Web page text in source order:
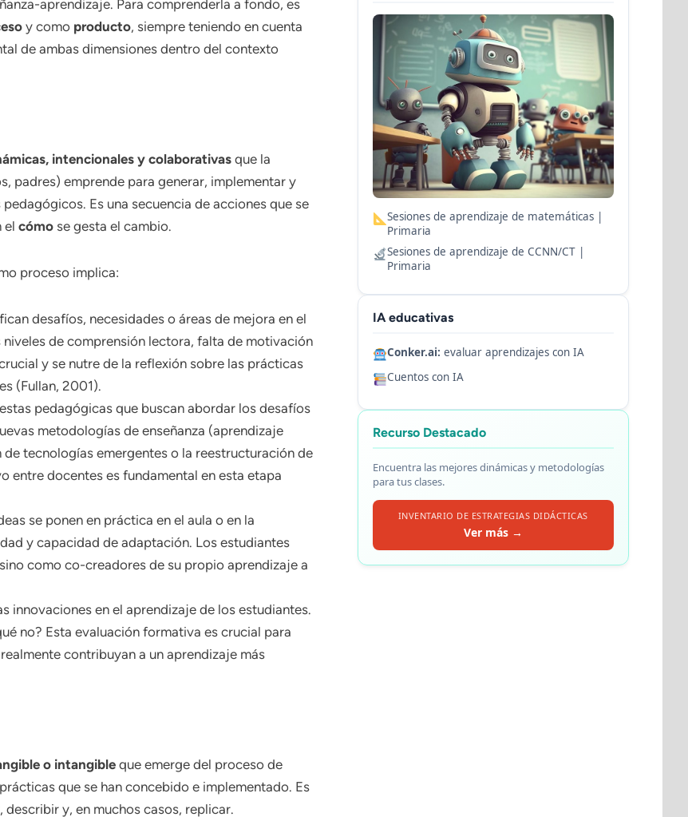
aprendizaje. Para comprenderla a fondo, es
y como producto, siempre teniendo en cuenta
de ambas dimensiones dentro del contexto
intencionales y colaborativasque la
padres) emprende para generar, implementar y
Es una secuencia de acciones que se
el cómo se gesta el cambio.
proceso implica:
desafíos, necesidades o áreas de mejora en el
de comprensión lectora, falta de motivación
y se nutre de la reflexión sobre las prácticas
(Fullan, 2001).
pedagógicas que buscan abordar los desafíos
metodologías de enseñanza (aprendizaje
tecnologías emergentes o la reestructuración de
entre docentes es fundamental en esta etapa
se ponen en práctica en el aula o en la
y capacidad de adaptación. Los estudiantes
como co-creadores de su propio aprendizaje a
innovaciones en el aprendizaje de los estudiantes.
no? Esta evaluación formativa es crucial para
contribuyan a un aprendizaje más
o intangibleque emerge del proceso de
que se han concebido e implementado. Es
y, en muchos casos, replicar.
Sesiones de aprendizaje de matemáticas |
Primaria
Sesiones de aprendizaje de CCNN/CT |
Primaria
IA educativas
Conker.ai: evaluar aprendizajes con IA
Cuentos con IA
Recurso Destacado
Encuentra las mejores dinámicas y metodologías
para tus clases.
INVENTARIO DE ESTRATEGIAS DIDÁCTICAS
Ver más →